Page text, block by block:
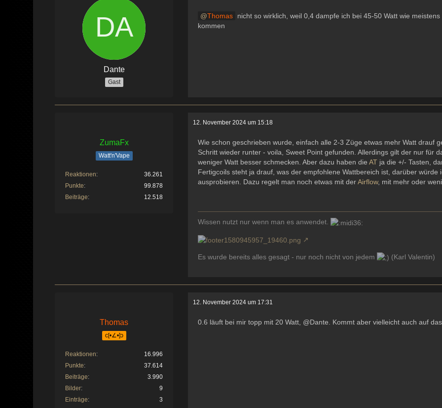
Dante
Gast
Thomas
nicht so wirklich, weil 0,4 dampfe ich bei 45-50 Watt wie
kommen
ZumaFx
Watt'n'Vape
Reaktionen
36.261
Punkte
99.878
Beiträge
12.518
12. November 2024 um 15:18
Wie schon geschrieben wurde, einfach alle 2-3 Züge etwas mehr Watt drauf
Schritt wieder runter - voila, Sweet Point gefunden. Allerdings gilt der nur für
weniger Watt besser schmecken. Aber dazu haben dieAT ja die +/- Tasten,
Fertigcoils steht ja drauf, was der empfohlene Wattbereich ist, darüber
ausprobieren. Dazu regelt man noch etwas mit derAirflow, mit mehr oder
Wissen nutzt nur wenn man es anwendet.
Es wurde bereits alles gesagt - nur noch nicht von jedem (Karl Valentin)
Thomas
c[•∠•]ɔ
Reaktionen
16.996
Punkte
37.614
Beiträge
3.990
Bilder
9
Einträge
3
12. November 2024 um 17:31
0.6 läuft bei mir topp mit 20 Watt, @Dante. Kommt aber vielleicht auch auf